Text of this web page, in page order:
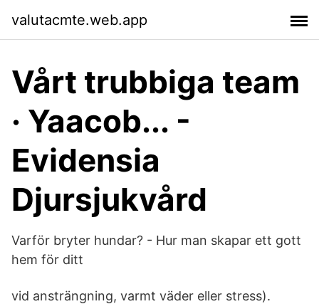
valutacmte.web.app
Vårt trubbiga team
· Yaacob... -
Evidensia
Djursjukvård
Varför bryter hundar? - Hur man skapar ett gott
hem för ditt
vid ansträngning, varmt väder eller stress).